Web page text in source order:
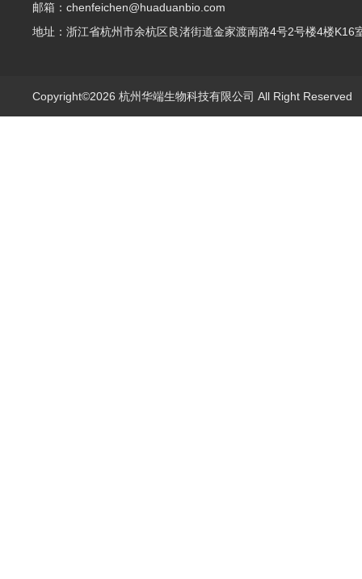
邮箱：chenfeichen@huaduanbio.com
地址：浙江省杭州市余杭区良渚街道金家渡南路4号2号楼4楼K16
Copyright©2026 杭州华端生物科技有限公司 All Right